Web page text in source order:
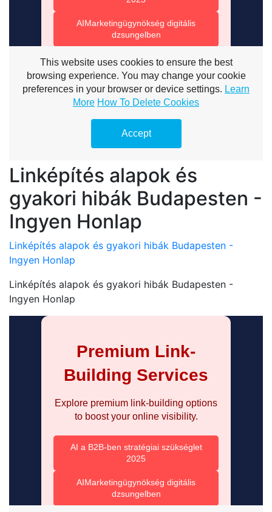
Linképítés alapok és
gyakori hibák Budapesten -
Ingyen Honlap
Linképítés alapok és gyakori hibák Budapesten -
Ingyen Honlap
Linképítés alapok és gyakori hibák Budapesten -
Ingyen Honlap